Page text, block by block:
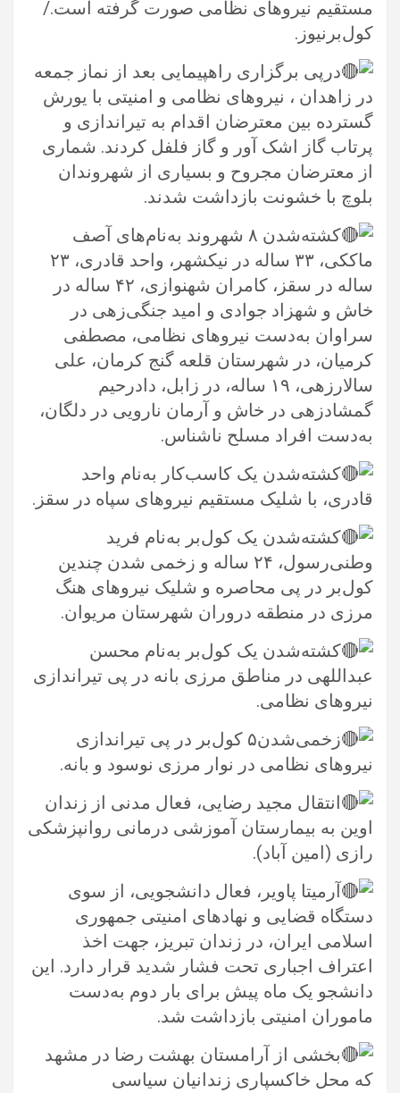
مستقیم نیروهای نظامی صورت گرفته ‏است./
کول‌برنیوز.‏
درپی برگزاری راهپیمایی بعد از نماز جمعه
در زاهدان ، نیروهای نظامی و امنیتی با یورش
گسترده بین معترضان اقدام به تیراندازی و
‏پرتاب گاز اشک آور و گاز فلفل کردند. شماری
از معترضان مجروح و بسیاری از شهروندان
بلوچ با خشونت بازداشت شدند. ‏
کشته‌شدن ۸ شهروند به‌نام‌های آصف
ماککی، ۳۳ ساله در نیکشهر، واحد قادری، ۲۳
ساله در سقز، کامران شهنوازی، ۴۲ ساله در
خاش و ‏شهزاد جوادی و امید جنگی‌زهی در
سراوان به‌دست نیروهای نظامی، مصطفی
کرمیان، در شهرستان قلعه گنج کرمان، علی
سالارزهی، ۱۹ ساله، ‏در زابل، دادرحیم
گمشادزهی در خاش و آرمان نارویی در دلگان،
به‌دست افراد مسلح ناشناس.‏
کشته‌شدن یک کاسب‌کار به‌نام واحد
قادری، با شلیک مستقیم نیروهای سپاه در سقز.‏
کشته‌شدن یک کول‌بر به‌نام فرید
وطنی‌رسول، ۲۴ ساله و زخمی شدن چندین
کول‌بر در پی محاصره و شلیک نیروهای هنگ
مرزی در ‏منطقه دروران شهرستان مریوان.‏
کشته‌شدن یک کول‌بر به‌نام محسن
عبداللهی در مناطق مرزی بانه در پی تیراندازی
نیروهای نظامی.‏
زخمی‌شدن۵ کول‌بر در پی تیراندازی
نیروهای نظامی در نوار مرزی نوسود و بانه. ‏
انتقال مجید رضایی، فعال مدنی از زندان
اوین به بیمارستان آموزشی درمانی روانپزشکی
رازی (امین آباد).‏
آرمیتا پاویر، فعال دانشجویی، از سوی
دستگاه قضایی و نهادهای امنیتی جمهوری
اسلامی ایران، در زندان تبریز، جهت اخذ
اعتراف اجباری ‏تحت فشار شدید قرار دارد. این
دانشجو یک ماه پیش برای بار دوم به‌دست
ماموران امنیتی بازداشت شد.‏
بخشی از آرامستان بهشت رضا در مشهد
که محل خاکسپاری زندانیان سیاسی